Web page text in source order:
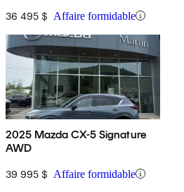
36 495 $ Affaire formidable
2025 Mazda CX-5 Signature
AWD
39 995 $ Affaire formidable